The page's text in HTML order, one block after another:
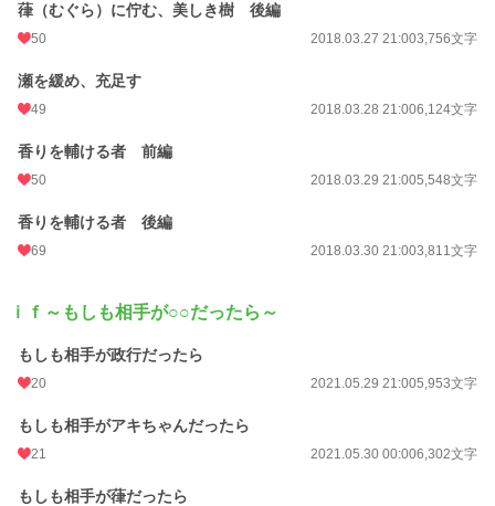
葎（むぐら）に佇む、美しき樹 後編
50 2018.03.27 21:003,756文字
瀬を緩め、充足す
49 2018.03.28 21:006,124文字
香りを輔ける者 前編
50 2018.03.29 21:005,548文字
香りを輔ける者 後編
69 2018.03.30 21:003,811文字
ｉｆ～もしも相手が○○だったら～
もしも相手が政行だったら
20 2021.05.29 21:005,953文字
もしも相手がアキちゃんだったら
21 2021.05.30 00:006,302文字
もしも相手が葎だったら